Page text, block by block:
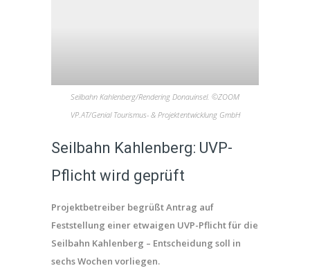
Seilbahn Kahlenberg/Rendering Donauinsel. ©ZOOM
VP.AT/Genial Tourismus- & Projektentwicklung GmbH
Seilbahn Kahlenberg: UVP-
Pflicht wird geprüft
Projektbetreiber begrüßt Antrag auf
Feststellung einer etwaigen UVP-Pflicht für die
Seilbahn Kahlenberg – Entscheidung soll in
sechs Wochen vorliegen.